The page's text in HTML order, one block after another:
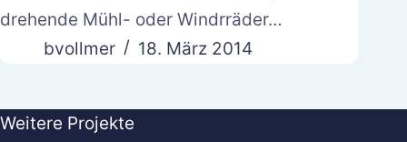
drehende Mühl- oder Windrräder…
bvollmer
18. März 2014
Weitere Projekte